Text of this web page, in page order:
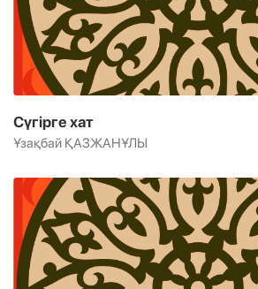
Сүгірге хат
Ұзақбай ҚАЗЖАНҰЛЫ